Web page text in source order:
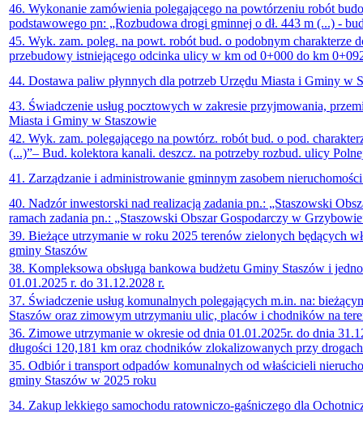
46. Wykonanie zamówienia polegającego na powtórzeniu robót
podstawowego pn: „Rozbudowa drogi gminnej o dł. 443 m (...) -
45. Wyk. zam. poleg. na powt. robót bud. o podobnym charakterze
przebudowy istniejącego odcinka ulicy w km od 0+000 do km
44. Dostawa paliw płynnych dla potrzeb Urzędu Miasta i Gminy w
43. Świadczenie usług pocztowych w zakresie przyjmowania,
Miasta i Gminy w Staszowie
42. Wyk. zam. polegającego na powtórz. robót bud. o pod.
(...)”– Bud. kolektora kanali. deszcz. na potrzeby rozbud. ulicy
41. Zarządzanie i administrowanie gminnym zasobem
40. Nadzór inwestorski nad realizacją zadania pn.: „Staszowski
ramach zadania pn.: „Staszowski Obszar Gospodarczy w
39. Bieżące utrzymanie w roku 2025 terenów zielonych będących
gminy Staszów
38. Kompleksowa obsługa bankowa budżetu Gminy Staszów i
01.01.2025 r. do 31.12.2028 r.
37. Świadczenie usług komunalnych polegających m.in. na:
Staszów oraz zimowym utrzymaniu ulic, placów i chodników na
36. Zimowe utrzymanie w okresie od dnia 01.01.2025r. do dnia
długości 120,181 km oraz chodników zlokalizowanych przy
35. Odbiór i transport odpadów komunalnych od właścicieli
gminy Staszów w 2025 roku
34. Zakup lekkiego samochodu ratowniczo-gaśniczego dla